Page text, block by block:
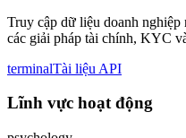
Truy cập dữ liệu doanh
các giải pháp tài chính, KYC
terminalTài liệu API
Lĩnh vực hoạt động